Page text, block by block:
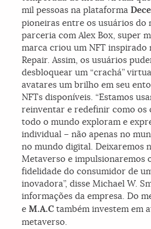
mil pessoas na plataforma
pioneiras entre os usuários do
parceria com Alex Box, super
marca criou um NFT inspirado
Repair. Assim, os usuários
desbloquear um “crachá”
avatares um brilho em seu
NFTs disponíveis. “Estamos
reinventar e redefinir como os
todo o mundo exploram e
individual – não apenas no
no mundo digital. Deixaremos
Metaverso e impulsionaremos
fidelidade do consumidor de
inovadora”, disse Michael W.
informações da empresa. Do
eM.A.C também investem em
metaverso.